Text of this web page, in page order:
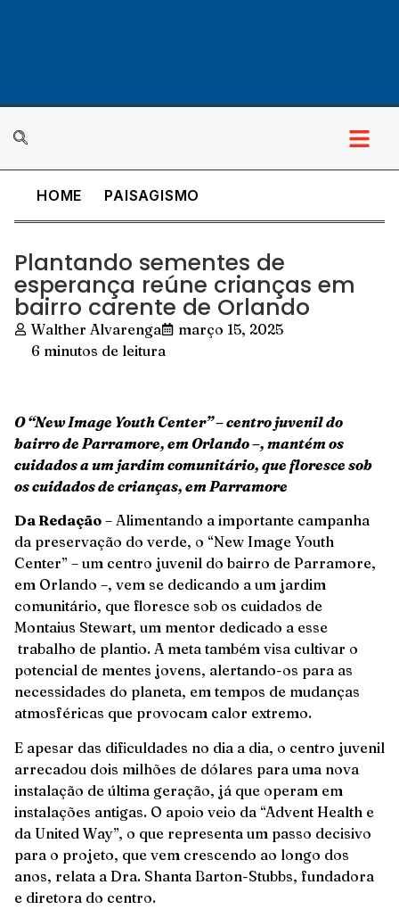
HOME PAISAGISMO
Plantando sementes de
esperança reúne crianças em
bairro carente de Orlando
Walther Alvarenga
março 15, 2025
6 minutos de leitura
O “New Image Youth Center” – centro juvenil do
bairro de Parramore, em Orlando –, mantém os
cuidados a um jardim comunitário, que floresce sob
os cuidados de crianças, em Parramore
Da Redação – Alimentando a importante campanha
da preservação do verde, o “New Image Youth
Center” – um centro juvenil do bairro de Parramore,
em Orlando –, vem se dedicando a um jardim
comunitário, que floresce sob os cuidados de
Montaius Stewart, um mentor dedicado a esse
trabalho de plantio. A meta também visa cultivar o
potencial de mentes jovens, alertando-os para as
necessidades do planeta, em tempos de mudanças
atmosféricas que provocam calor extremo.
E apesar das dificuldades no dia a dia, o centro juvenil
arrecadou dois milhões de dólares para uma nova
instalação de última geração, já que operam em
instalações antigas. O apoio veio da “Advent Health e
da United Way”, o que representa um passo decisivo
para o projeto, que vem crescendo ao longo dos
anos, relata a Dra. Shanta Barton-Stubbs, fundadora
e diretora do centro.